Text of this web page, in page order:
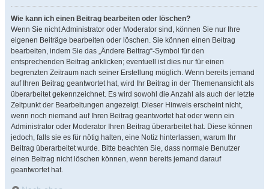
Wie kann ich einen Beitrag bearbeiten oder löschen?
Wenn Sie nicht Administrator oder Moderator sind, können Sie nur Ihre
eigenen Beiträge bearbeiten oder löschen. Sie können einen Beitrag
bearbeiten, indem Sie das „Ändere Beitrag“-Symbol für den
entsprechenden Beitrag anklicken; eventuell ist dies nur für einen
begrenzten Zeitraum nach seiner Erstellung möglich. Wenn bereits jemand
auf Ihren Beitrag geantwortet hat, wird Ihr Beitrag in der Themenansicht als
überarbeitet gekennzeichnet. Es wird sowohl die Anzahl als auch der letzte
Zeitpunkt der Bearbeitungen angezeigt. Dieser Hinweis erscheint nicht,
wenn noch niemand auf Ihren Beitrag geantwortet hat oder wenn ein
Administrator oder Moderator Ihren Beitrag überarbeitet hat. Diese können
jedoch, falls sie es für nötig halten, eine Notiz hinterlassen, warum Ihr
Beitrag überarbeitet wurde. Bitte beachten Sie, dass normale Benutzer
einen Beitrag nicht löschen können, wenn bereits jemand darauf
geantwortet hat.